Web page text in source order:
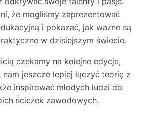
że mogliśmy zaprezentować
i pokazać, jak ważne są
w dzisiejszym świecie.
czekamy na kolejne edycje,
jeszcze lepiej łączyć teorię z
inspirować młodych ludzi do
ścieżek zawodowych.